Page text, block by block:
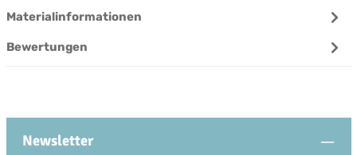
Materialinformationen
Bewertungen
Newsletter